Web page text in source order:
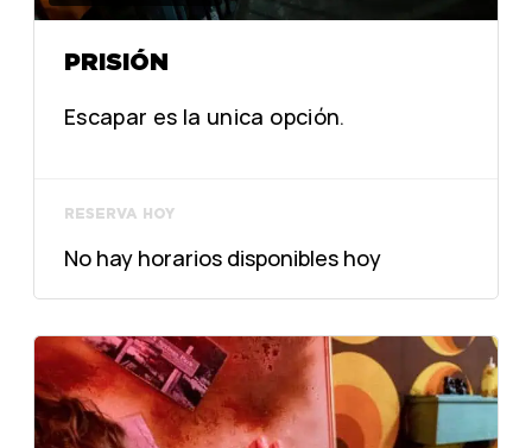
PRISIÓN
Escapar es la unica opción.
RESERVA HOY
No hay horarios disponibles hoy